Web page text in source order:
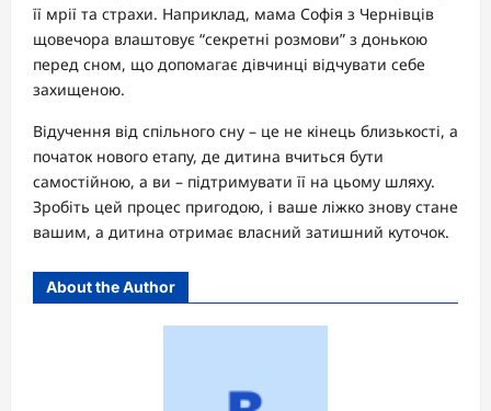
її мрії та страхи. Наприклад, мама Софія з Чернівців
щовечора влаштовує “секретні розмови” з донькою
перед сном, що допомагає дівчинці відчувати себе
захищеною.
Відучення від спільного сну – це не кінець близькості, а
початок нового етапу, де дитина вчиться бути
самостійною, а ви – підтримувати її на цьому шляху.
Зробіть цей процес пригодою, і ваше ліжко знову стане
вашим, а дитина отримає власний затишний куточок.
About the Author